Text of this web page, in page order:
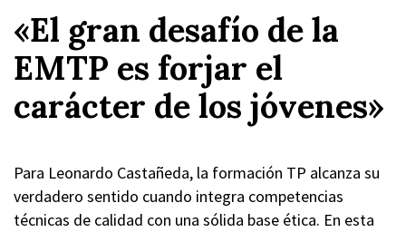
«El gran desafío de la
EMTP es forjar el
carácter de los jóvenes»
Para Leonardo Castañeda, la formación TP alcanza su
verdadero sentido cuando integra competencias
técnicas de calidad con una sólida base ética. En esta